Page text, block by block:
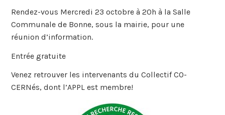
Rendez-vous Mercredi 23 octobre à 20h à la Salle
Communale de Bonne, sous la mairie, pour une
réunion d’information.
Entrée gratuite
Venez retrouver les intervenants du Collectif CO-
CERNés, dont l’APPL est membre!